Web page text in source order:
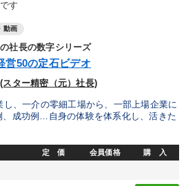
事業家のロマンと経営
専門家のアドバイス
す
動画
社長の数字シリーズ
営50の定石ビデオ
スター精密（元）社長)
、一介の零細工場から、一部上場企業に
、成功例…自身の体験を体系化し、活きた
定 価 会員価格 購 入